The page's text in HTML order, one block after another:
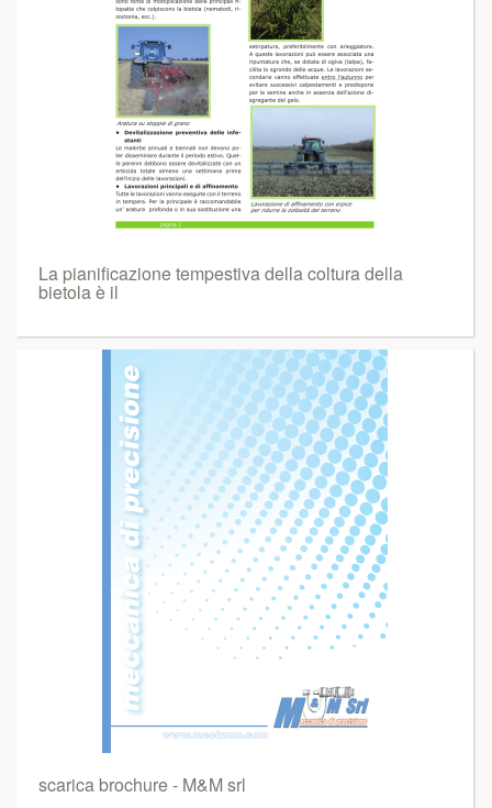
La pianificazione tempestiva della coltura della
bietola è il
scarica brochure - M&M srl